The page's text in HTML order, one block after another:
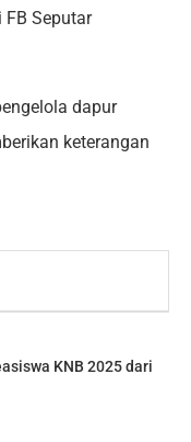
Seputar
dapur
keterangan
KNB 2025 dari